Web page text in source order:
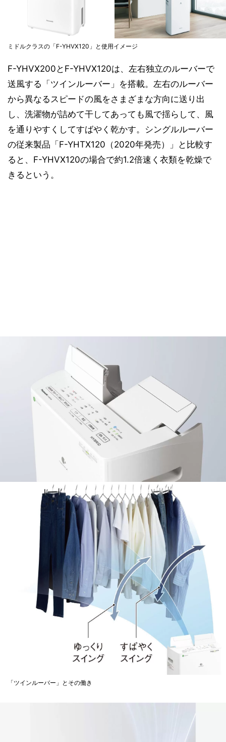
ミドルクラスの「F-YHVX120」と使用イメージ
F-YHVX200とF-YHVX120は、左右独立のルーバーで
送風する「ツインルーバー」を搭載。左右のルーバー
から異なるスピードの風をさまざまな方向に送り出
し、洗濯物が詰めて干してあっても風で揺らして、風
を通りやすくしてすばやく乾かす。シングルルーバー
の従来製品「F-YHTX120（2020年発売）」と比較す
ると、F-YHVX120の場合で約1.2倍速く衣類を乾燥で
きるという。
「ツインルーバー」とその働き